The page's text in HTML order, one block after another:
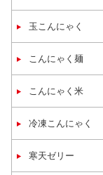
玉こんにゃく
こんにゃく麺
こんにゃく米
冷凍こんにゃく
寒天ゼリー